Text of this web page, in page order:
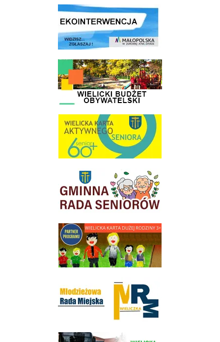
link do strony ekointerwencja dot.- powietrza
link do strony - Wielicki Budżet Obywatelski
link do strony Wielicka Karta Aktywnego Seniora
link do strony Gminnej Rady Seniorow - Wieliczka
link do strony - Wielicka Karta Dużej Rodziny
link do strony Wielickiej Spółki Transportowej